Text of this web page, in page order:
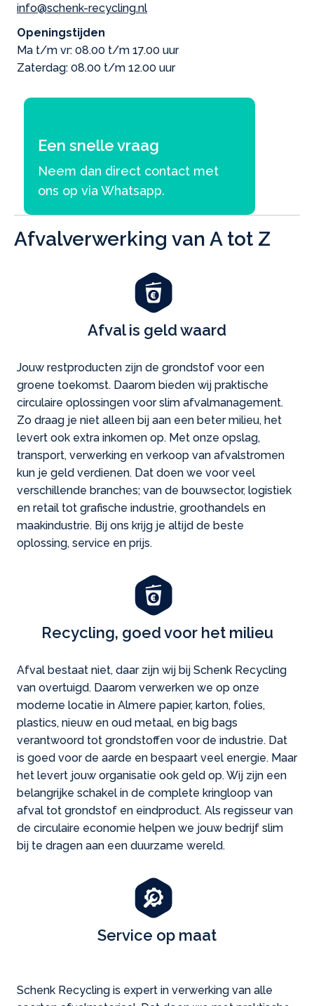
info@schenk-recycling.nl
Openingstijden
Ma t/m vr: 08.00 t/m 17.00 uur
Zaterdag: 08.00 t/m 12.00 uur
Een snelle vraag
Neem dan direct contact met
ons op via Whatsapp.
Afvalverwerking van A tot Z
Afval is geld waard
Jouw restproducten zijn de grondstof voor een
groene toekomst. Daarom bieden wij praktische
circulaire oplossingen voor slim afvalmanagement.
Zo draag je niet alleen bij aan een beter milieu, het
levert ook extra inkomen op. Met onze opslag,
transport, verwerking en verkoop van afvalstromen
kun je geld verdienen. Dat doen we voor veel
verschillende branches; van de bouwsector, logistiek
en retail tot grafische industrie, groothandels en
maakindustrie. Bij ons krijg je altijd de beste
oplossing, service en prijs.
Recycling, goed voor het milieu
Afval bestaat niet, daar zijn wij bij Schenk Recycling
van overtuigd. Daarom verwerken we op onze
moderne locatie in Almere papier, karton, folies,
plastics, nieuw en oud metaal, en big bags
verantwoord tot grondstoffen voor de industrie. Dat
is goed voor de aarde en bespaart veel energie. Maar
het levert jouw organisatie ook geld op. Wij zijn een
belangrijke schakel in de complete kringloop van
afval tot grondstof en eindproduct. Als regisseur van
de circulaire economie helpen we jouw bedrijf slim
bij te dragen aan een duurzame wereld.
Service op maat
Schenk Recycling is expert in verwerking van alle